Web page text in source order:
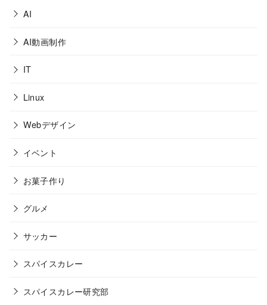
AI
AI動画制作
IT
Linux
Webデザイン
イベント
お菓子作り
グルメ
サッカー
スパイスカレー
スパイスカレー研究部